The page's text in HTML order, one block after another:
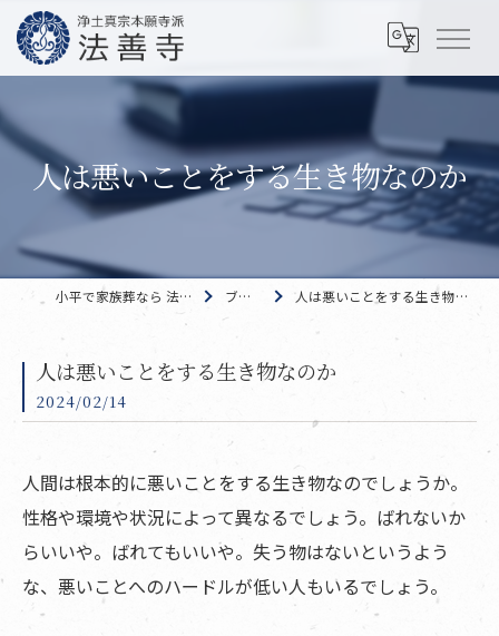
人は悪いことをする生き物なのか
小平で家族葬なら 法善寺 ブログ 人は悪いことをする生き物なのか
人は悪いことをする生き物なのか
2024/02/14
人間は根本的に悪いことをする生き物なのでしょうか。
性格や環境や状況によって異なるでしょう。ばれないか
らいいや。ばれてもいいや。失う物はないというよう
な、悪いことへのハードルが低い人もいるでしょう。